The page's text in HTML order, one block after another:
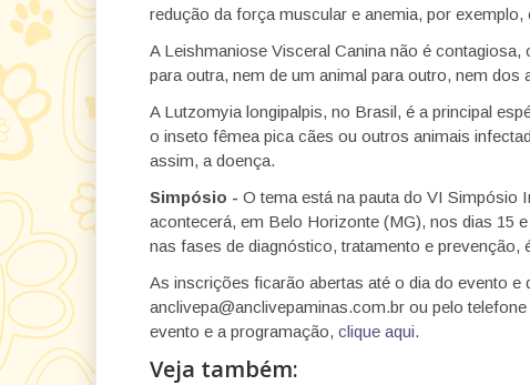
redução da força muscular e anemia, por
A Leishmaniose Visceral Canina não é
para outra, nem de um animal para outro, nem dos
A Lutzomyia longipalpis, no Brasil, é a principal
o inseto fêmea pica cães ou outros animais
assim, a doença.
Simpósio - O tema está na pauta do VI Simpósio
acontecerá, em Belo Horizonte (MG), nos dias 15
nas fases de diagnóstico, tratamento e prevenção,
As inscrições ficarão abertas até o dia do evento e
anclivepa@anclivepaminas.com.br ou pelo
evento e a programação, clique aqui.
Veja também: